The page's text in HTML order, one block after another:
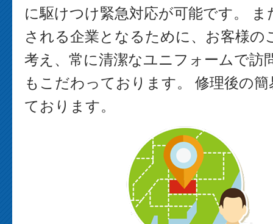
に駆けつけ緊急対応が可能です。 ま
される企業となるために、お客様の
考え、常に清潔なユニフォームで訪
もこだわっております。 修理後の
ております。